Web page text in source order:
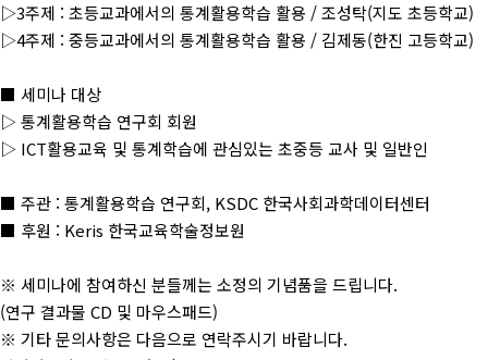
▷3주제 : 초등교과에서의 통계활용학습 활용 / 조성탁(지도 초등학교)
▷4주제 : 중등교과에서의 통계활용학습 활용 / 김제동(한진 고등학교)
■ 세미나 대상
▷ 통계활용학습 연구회 회원
▷ ICT활용교육 및 통계학습에 관심있는 초중등 교사 및 일반인
■ 주관 : 통계활용학습 연구회, KSDC 한국사회과학데이터센터
■ 후원 : Keris 한국교육학술정보원
※ 세미나에 참여하신 분들께는 소정의 기념품을 드립니다.
(연구 결과물 CD 및 마우스패드)
※ 기타 문의사항은 다음으로 연락주시기 바랍니다.